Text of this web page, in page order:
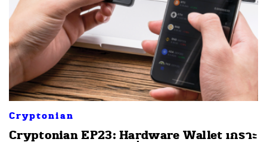
Cryptonian
Cryptonian EP23: Hardware Wallet เกราะ